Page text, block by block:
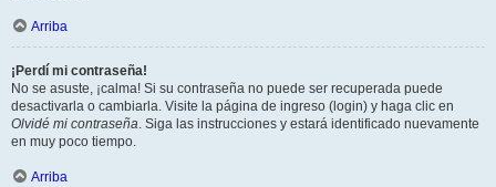
Arriba
¡Perdí mi contraseña!
No se asuste, ¡calma! Si su contraseña no puede ser recuperada puede
desactivarla o cambiarla. Visite la página de ingreso (login) y haga clic en
Olvidé mi contraseña. Siga las instrucciones y estará identificado nuevamente
en muy poco tiempo.
Arriba